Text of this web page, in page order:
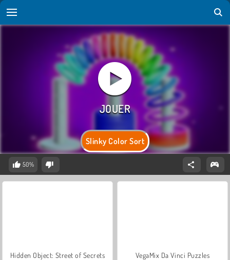
Slinky Color Sort
50%
Hidden Object: Street of Secrets VegaMix Da Vinci Puzzles